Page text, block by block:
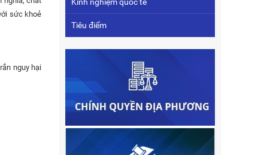
sức khoẻ
nguy hại
Tiêu điểm